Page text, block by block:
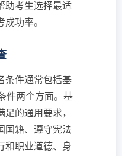
助考生选择最适
功率。
条件通常包括基
件两个方面。基
的通用要求，
国籍、遵守宪法
和职业道德、身